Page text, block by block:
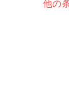
他の